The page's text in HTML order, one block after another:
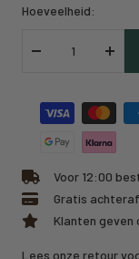
Hoeveelheid:
Verlaag
Voor 12:00
Gratis
Klanten geven
Lees onze retour